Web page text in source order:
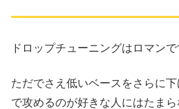
ドロップチューニングはロマンで
ただでさえ低いベースをさらに
で攻めるのが好きな人にはたまら